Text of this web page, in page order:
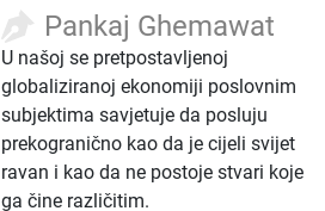
Pankaj Ghemawat
U našoj se pretpostavljenoj
globaliziranoj ekonomiji poslovnim
subjektima savjetuje da posluju
prekogranično kao da je cijeli svijet
ravan i kao da ne postoje stvari koje
ga čine različitim.